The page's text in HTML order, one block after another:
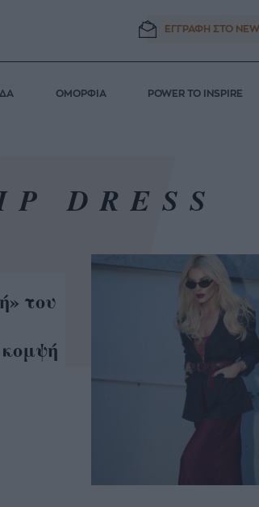
ΕΓΓΡΑΦΗ ΣΤΟ
ΟΜΟΡΦΙΑ POWER TO INSPIRE
DRESS
του